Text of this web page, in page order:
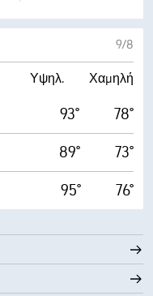
9/8
Υψηλ. Χαμηλή
93° 78°
89° 73°
95° 76°